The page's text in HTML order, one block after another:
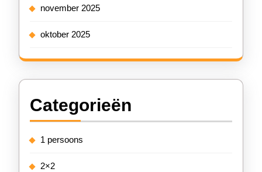
november 2025
oktober 2025
Categorieën
1 persoons
2×2